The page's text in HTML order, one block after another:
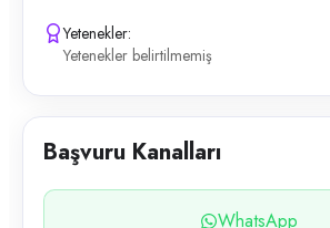
Yetenekler:
Yetenekler belirtilmemiş
Başvuru Kanalları
WhatsApp